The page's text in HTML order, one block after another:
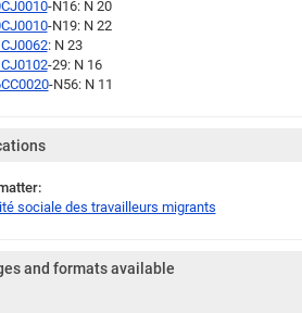
-N16: N 20
-N19: N 22
: N 23
-29: N 16
-N56: N 11
sociale des travailleurs migrants
and formats available